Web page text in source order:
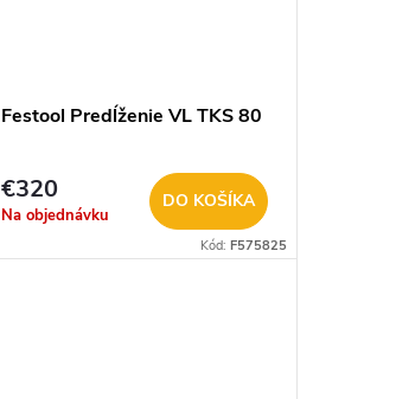
Festool Predĺženie VL TKS 80
€320
Na objednávku
DO KOŠÍKA
Kód: F575825